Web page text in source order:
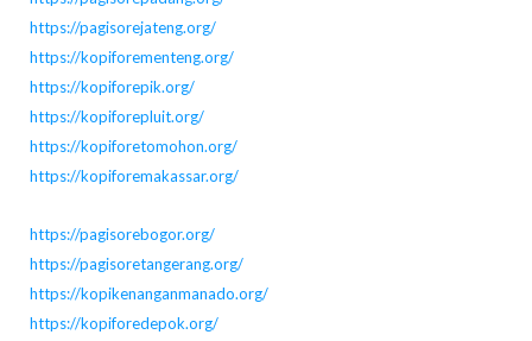
https://pagisorejateng.org/
https://kopiforementeng.org/
https://kopiforepik.org/
https://kopiforepluit.org/
https://kopiforetomohon.org/
https://kopiforemakassar.org/
https://pagisorebogor.org/
https://pagisoretangerang.org/
https://kopikenanganmanado.org/
https://kopiforedepok.org/